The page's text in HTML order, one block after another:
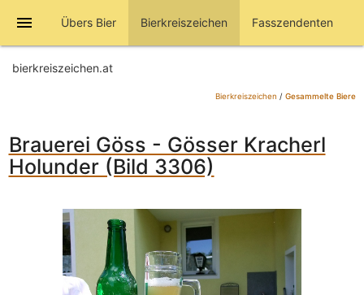
menu Übers Bier Bierkreiszeichen Fasszendenten
bierkreiszeichen.at
Bierkreiszeichen / Gesammelte Biere
Brauerei Göss - Gösser Kracherl
Holunder (Bild 3306)